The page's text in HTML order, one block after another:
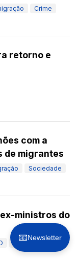
Crime
retorno e
com a
de migrantes
Sociedade
ministros do
Imigração
📧Newsletter